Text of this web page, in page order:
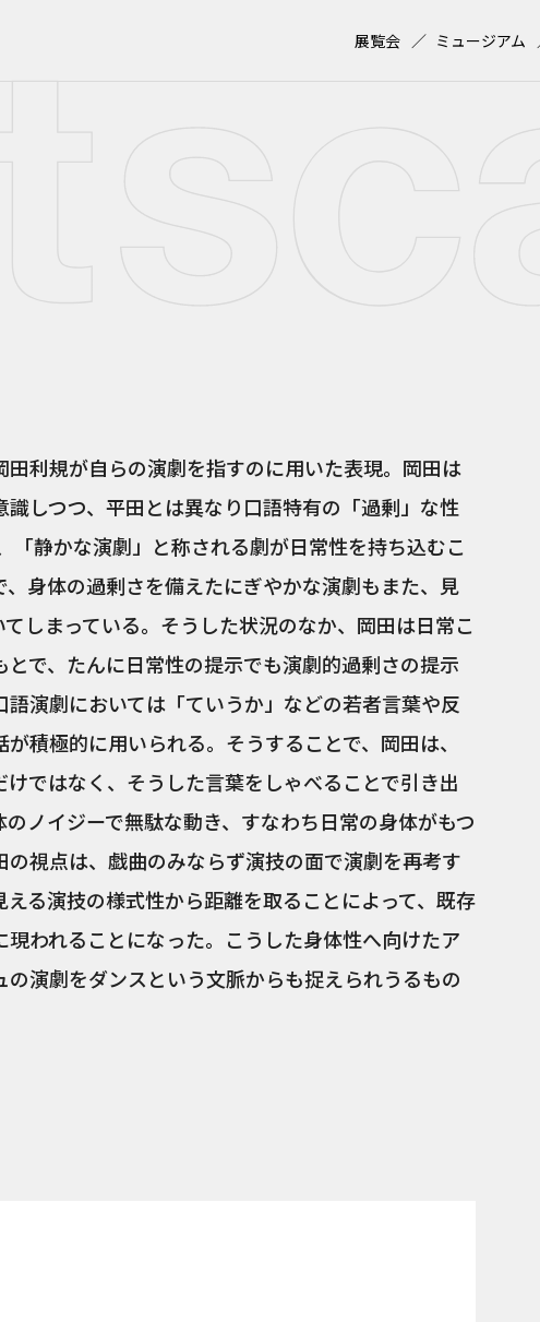
展覧会 ミュージアム
利規が自らの演劇を指すのに用いた表現。岡田は
しつつ、平田とは異なり口語特有の「過剰」な性
「静かな演劇」と称される劇が日常性を持ち込むこ
身体の過剰さを備えたにぎやかな演劇もまた、見
しまっている。そうした状況のなか、岡田は日常こ
で、たんに日常性の提示でも演劇的過剰さの提示
演劇においては「ていうか」などの若者言葉や反
積極的に用いられる。そうすることで、岡田は、
ではなく、そうした言葉をしゃべることで引き出
ノイジーで無駄な動き、すなわち日常の身体がもつ
視点は、戯曲のみならず演技の面で演劇を再考す
る演技の様式性から距離を取ることによって、既存
われることになった。こうした身体性へ向けたア
演劇をダンスという文脈からも捉えられうるもの